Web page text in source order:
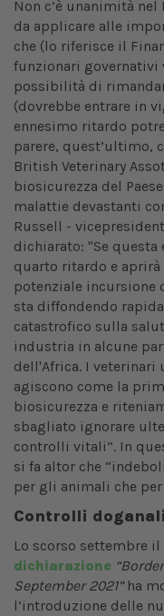
Non c’è unanimità
da applicare alle
che (lo riferisce il
funzionari governativi
possibilità di
(dovrebbe entrare in
ennesimo ritardo
parere, quest’ultimo,
British Veterinary
biosicurezza del
malattie devastanti
Russell -
dichiarato: "Se questa
quarto ritardo e
potenziale incursione
sta diffondendo
catastrofico sulla
industria in alcune
dell'Africa. I veterinari
agiscono come la
biosicurezza e
sbagliato ignorare
controlli vitali”. In
si fa altor che
per gli animali che
Controlli
Lo scorso settembre
dichiarazione
September 2021”ha
l’introduzione delle